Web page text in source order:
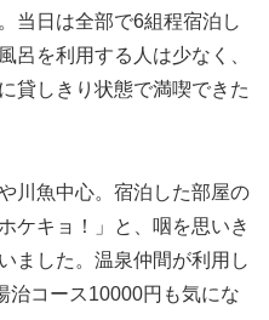
当日は全部で6組程宿泊し
呂を利用する人は少なく、
貸しきり状態で満喫できた
川魚中心。宿泊した部屋の
ケキョ！」と、咽を思いき
ました。温泉仲間が利用し
治コース10000円も気にな